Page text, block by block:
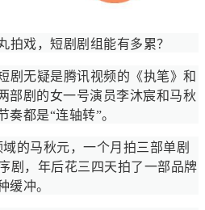
拍戏，短剧剧组能有多累？
剧无疑是腾讯视频的《执笔》和
部剧的女一号演员李沐宸和马秋
都是“连轴转”。
的马秋元，一个月拍三部单剧
剧，年后花三四天拍了一部品牌
缓冲。